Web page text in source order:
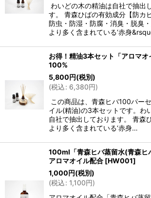
わいどの木の精油は自社で抽出
す。 青森ひばの有効成分【防カ
防虫・防湿・防腐・消臭・脱臭
より多く含まれている‘赤身
お得！精油3本セット「アロマオ
100%
5,800円(税別)
(税込: 6,380円)
この商品は、青森ヒバ100パー
イル(精油)の3本セットです。わ
自社で抽出しております。 青森
より多く含まれている‘赤身…
100ml「青森ヒバ蒸留水(青森ヒ
アロマオイル配合 [HW001]
1,000円(税別)
(税込: 1,100円)